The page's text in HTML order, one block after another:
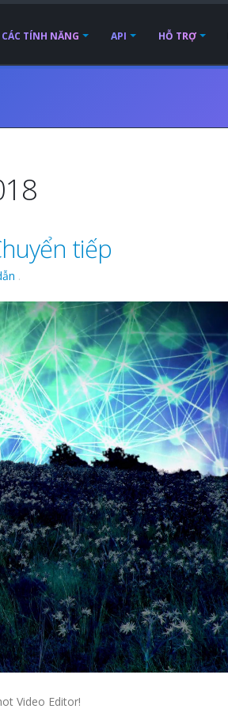
CÁC TÍNH NĂNG API HỖ TRỢ
tiếp
.
Video Editor!